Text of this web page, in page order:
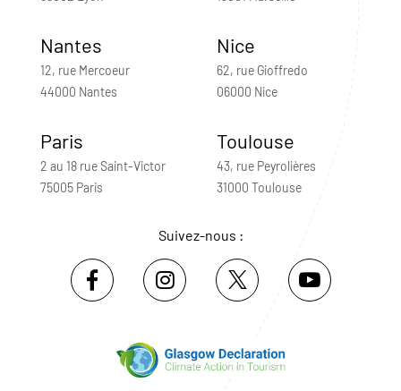
Nantes
12, rue Mercoeur
44000 Nantes
Nice
62, rue Gioffredo
06000 Nice
Paris
2 au 18 rue Saint-Victor
75005 Paris
Toulouse
43, rue Peyrolières
31000 Toulouse
Suivez-nous :